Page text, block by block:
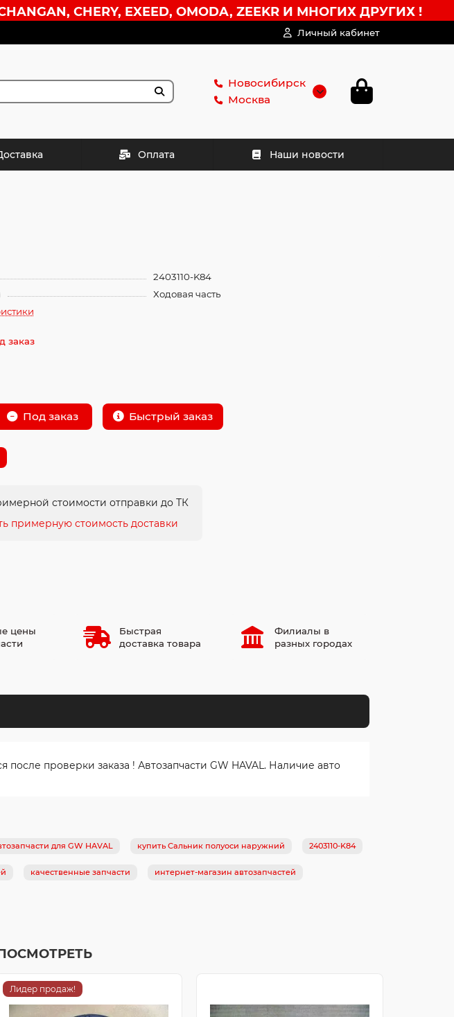
CHERY, EXEED, OMODA, ZEEKR И МНОГИХ ДРУГИХ !
Личный кабинет
Новосибирск
Москва
Оплата Наши новости
2403110-K84
Ходовая часть
заказ
Под заказ Быстрый заказ
стоимости отправки до ТК
примерную стоимость доставки
цены
Быстрая
доставка товара
Филиалы в
разных городах
проверки заказа ! Автозапчасти GW HAVAL. Наличие авто
для GW HAVAL купить Сальник полуоси наружний 2403110-K84
качественные запчасти интернет-магазин автозапчастей
Лидер продаж!